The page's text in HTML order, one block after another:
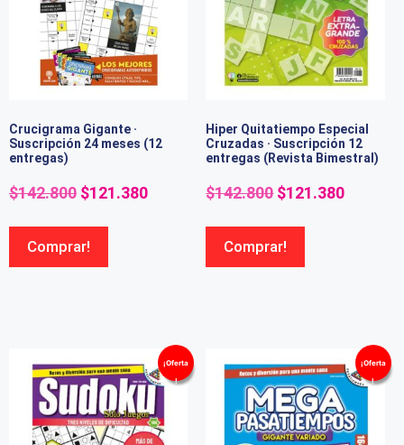
Crucigrama Gigante ·
Suscripción 24 meses (12
entregas)
$142.800 $121.380
Comprar!
Hiper Quitatiempo Especial
Cruzadas · Suscripción 12
entregas (Revista Bimestral)
$142.800 $121.380
Comprar!
¡Oferta
!
¡Oferta
!